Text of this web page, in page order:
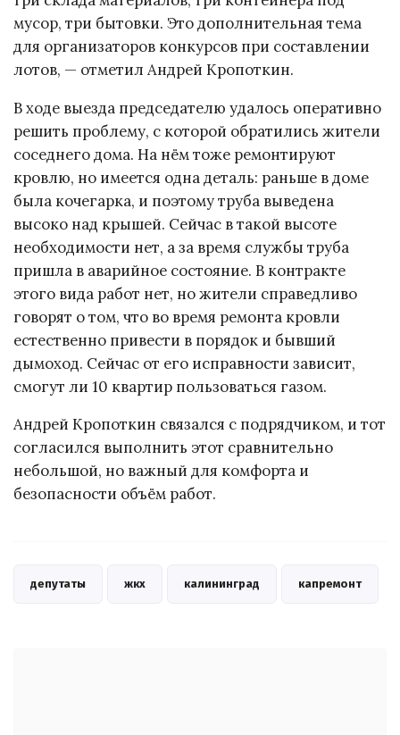
мусор, три бытовки. Это дополнительная тема
для организаторов конкурсов при составлении
лотов, — отметил Андрей Кропоткин.
В ходе выезда председателю удалось оперативно
решить проблему, с которой обратились жители
соседнего дома. На нём тоже ремонтируют
кровлю, но имеется одна деталь: раньше в доме
была кочегарка, и поэтому труба выведена
высоко над крышей. Сейчас в такой высоте
необходимости нет, а за время службы труба
пришла в аварийное состояние. В контракте
этого вида работ нет, но жители справедливо
говорят о том, что во время ремонта кровли
естественно привести в порядок и бывший
дымоход. Сейчас от его исправности зависит,
смогут ли 10 квартир пользоваться газом.
Андрей Кропоткин связался с подрядчиком, и тот
согласился выполнить этот сравнительно
небольшой, но важный для комфорта и
безопасности объём работ.
депутаты жкх калининград капремонт